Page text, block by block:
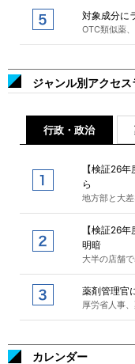
対象成分に
OTC類似薬
ジャンル別アクセ
行政・政治
【検証26
ら
地方部と大
【検証26
明暗
大半の店舗
薬剤管理官
厚労省人事
カレンダー